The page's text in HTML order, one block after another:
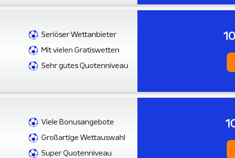
Seriöser Wettanbieter
Mit vielen Gratiswetten
Sehr gutes Quotenniveau
Viele Bonusangebote
Großartige Wettauswahl
Super Quotenniveau